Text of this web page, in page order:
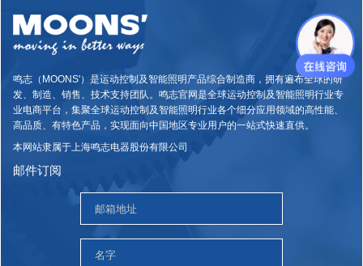
鸣志（MOONS'）是运动控制及智能照明产品综合制造商，拥有遍布全球的研
发、制造、销售、技术支持团队。鸣志官网是全球运动控制及智能照明行业专
业电商平台，集聚全球运动控制及智能照明行业各个细分应用领域的高性能、
高品质、有特色产品，实现面向中国地区专业用户的一站式快速直供。
本网站隶属于上海鸣志电器股份有限公司
邮件订阅